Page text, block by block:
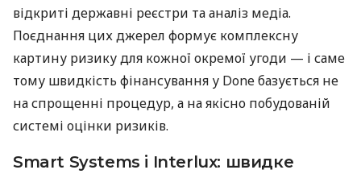
відкриті державні реєстри та аналіз медіа.
Поєднання цих джерел формує комплексну
картину ризику для кожної окремої угоди — і саме
тому швидкість фінансування у Done базується не
на спрощенні процедур, а на якісно побудованій
системі оцінки ризиків.
Smart Systems і Interlux: швидке